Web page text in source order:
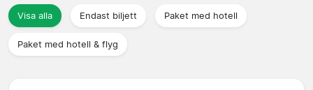
Resebyråer
Visa alla Endast biljett Paket med hotell
Paket med hotell & flyg